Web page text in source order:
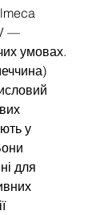
—
умовах.
у
для